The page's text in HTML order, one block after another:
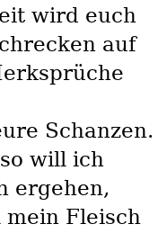
wird euch
auf
Schanzen.
will ich
ergehen,
Fleisch